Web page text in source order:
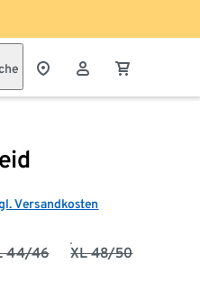
Versandkosten
44/46 XL 48/50